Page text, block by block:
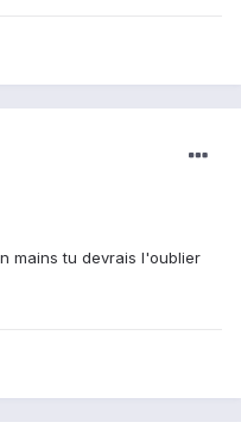
mains tu devrais l'oublier